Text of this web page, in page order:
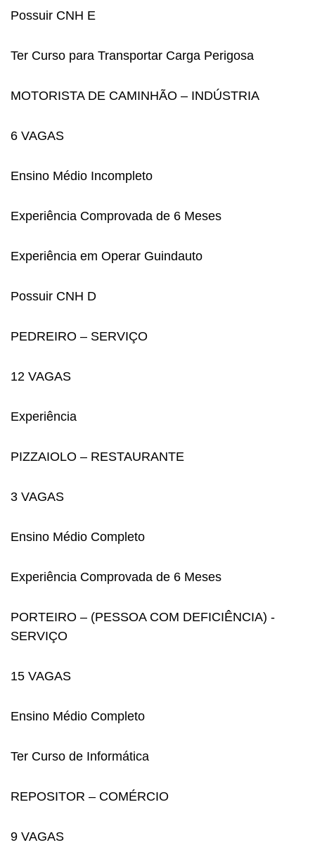
Possuir CNH E
Ter Curso para Transportar Carga Perigosa
MOTORISTA DE CAMINHÃO – INDÚSTRIA
6 VAGAS
Ensino Médio Incompleto
Experiência Comprovada de 6 Meses
Experiência em Operar Guindauto
Possuir CNH D
PEDREIRO – SERVIÇO
12 VAGAS
Experiência
PIZZAIOLO – RESTAURANTE
3 VAGAS
Ensino Médio Completo
Experiência Comprovada de 6 Meses
PORTEIRO – (PESSOA COM DEFICIÊNCIA) -
SERVIÇO
15 VAGAS
Ensino Médio Completo
Ter Curso de Informática
REPOSITOR – COMÉRCIO
9 VAGAS